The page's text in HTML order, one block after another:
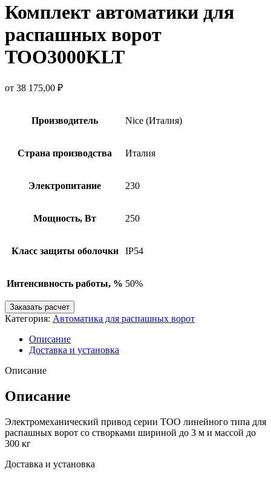
Комплект автоматики для
распашных ворот
TOO3000KLT
от 38 175,00 ₽
Производитель Nice (Италия)
Страна производства Италия
Электропитание 230
Мощность, Вт 250
Класс защиты оболочки IP54
Интенсивность работы, % 50%
Заказать расчет
Категория: Автоматика для распашных ворот
Описание
Доставка и установка
Описание
Описание
Электромеханический привод серии TOO линейного типа для
распашных ворот со створками шириной до 3 м и массой до
300 кг
Доставка и установка